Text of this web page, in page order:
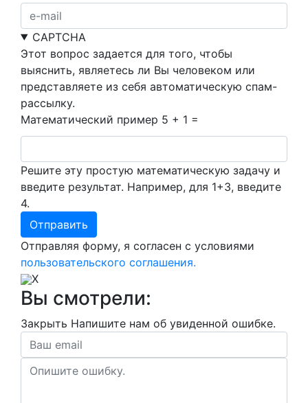
CAPTCHA
Этот вопрос задается для того, чтобы
выяснить, являетесь ли Вы человеком или
представляете из себя автоматическую спам-
рассылку.
Математический пример 5 + 1 =
Решите эту простую математическую задачу и
введите результат. Например, для 1+3, введите
4.
Отправляя форму, я согласен с условиями
пользовательского соглашения.
X
Вы смотрели:
Закрыть Напишите нам об увиденной ошибке.